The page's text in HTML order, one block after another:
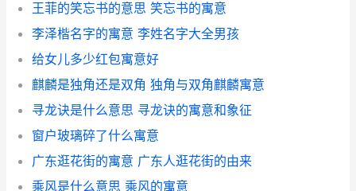
王菲的笑忘书的意思 笑忘书的寓意
李泽楷名字的寓意 李姓名字大全男孩
给女儿多少红包寓意好
麒麟是独角还是双角 独角与双角麒麟寓意
寻龙诀是什么意思 寻龙诀的寓意和象征
窗户玻璃碎了什么寓意
广东逛花街的寓意 广东人逛花街的由来
乘风是什么意思 乘风的寓意